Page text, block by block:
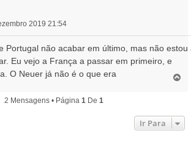
2019 21:54
Portugal não acabar em último, mas não estou
Eu vejo a França a passar em primeiro, e
O Neuer já não é o que era
2 Mensagens • Página 1 De 1
Ir Para